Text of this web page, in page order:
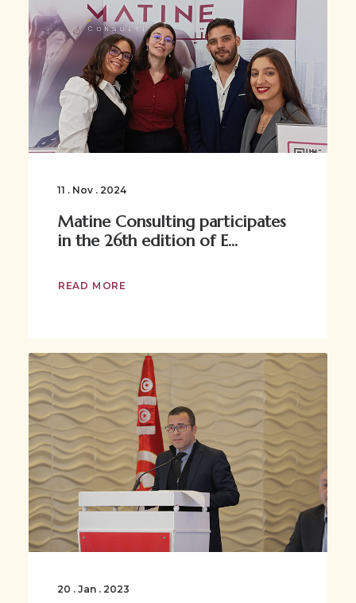
11 . Nov . 2024
Matine Consulting participates
in the 26th edition of E...
READ MORE
20 . Jan . 2023